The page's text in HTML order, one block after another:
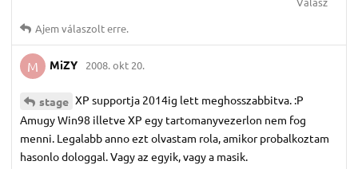
Ajemválaszolt erre.
M MiZY 2008. okt 20.
stage XP supportja 2014ig lett meghosszabbitva. :P
Amugy Win98 illetve XP egy tartomanyvezerlon nem fog
menni. Legalabb anno ezt olvastam rola, amikor probalkoztam
hasonlo dologgal. Vagy az egyik, vagy a masik.